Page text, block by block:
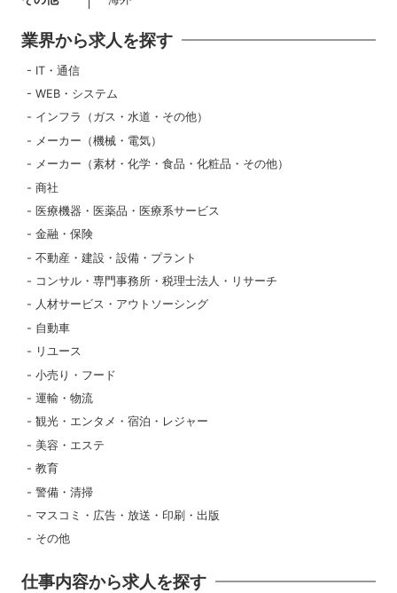
業界から求人を探す
IT・通信
WEB・システム
インフラ（ガス・水道・その他）
メーカー（機械・電気）
メーカー（素材・化学・食品・化粧品・その他）
商社
医療機器・医薬品・医療系サービス
金融・保険
不動産・建設・設備・プラント
コンサル・専門事務所・税理士法人・リサーチ
人材サービス・アウトソーシング
自動車
リユース
小売り・フード
運輸・物流
観光・エンタメ・宿泊・レジャー
美容・エステ
教育
警備・清掃
マスコミ・広告・放送・印刷・出版
その他
仕事内容から求人を探す